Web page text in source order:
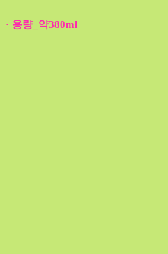
· 용량_약380ml